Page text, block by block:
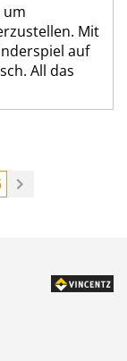
um
Mit
auf
All das